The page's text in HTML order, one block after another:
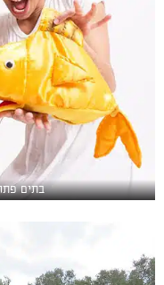
בתים